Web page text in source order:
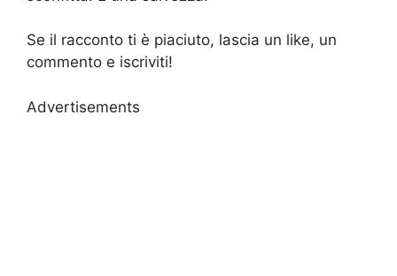
Se il racconto ti è piaciuto, lascia un like, un
commento e iscriviti!
Advertisements